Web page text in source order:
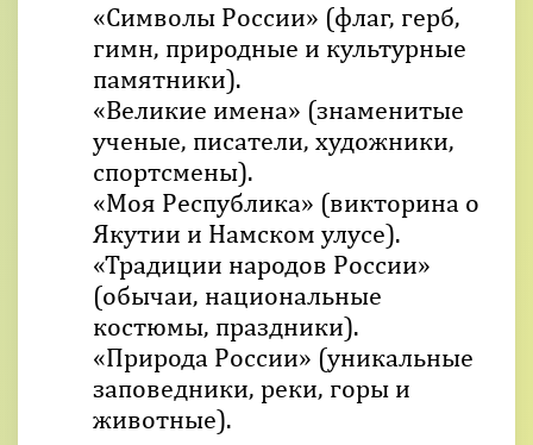
«Символы России» (флаг, герб,
гимн, природные и культурные
памятники).
«Великие имена» (знаменитые
ученые, писатели, художники,
спортсмены).
«Моя Республика» (викторина о
Якутии и Намском улусе).
«Традиции народов России»
(обычаи, национальные
костюмы, праздники).
«Природа России» (уникальные
заповедники, реки, горы и
животные).